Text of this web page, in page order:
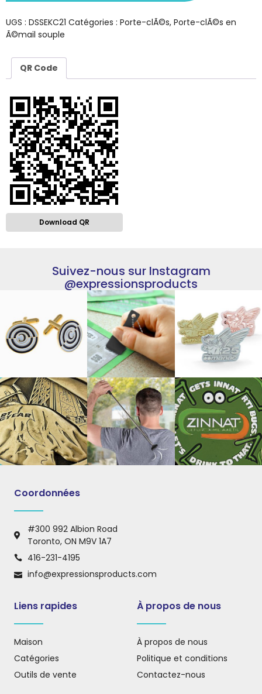
UGS : DSSEKC21 Catégories : Porte-clÃ©s, Porte-clÃ©s en
Ã©mail souple
QR Code
Download QR
Suivez-nous sur Instagram
@expressionsproducts
Coordonnées
#300 992 Albion Road
Toronto, ON M9V 1A7
416-231-4195
info@expressionsproducts.com
Liens rapides
Maison
Catégories
Outils de vente
À propos de nous
À propos de nous
Politique et conditions
Contactez-nous